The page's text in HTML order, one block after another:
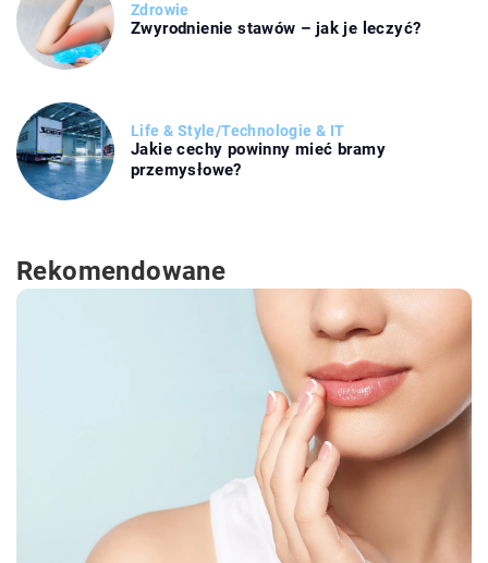
Zdrowie
Zwyrodnienie stawów – jak je leczyć?
Life & Style/Technologie & IT
Jakie cechy powinny mieć bramy
przemysłowe?
Rekomendowane